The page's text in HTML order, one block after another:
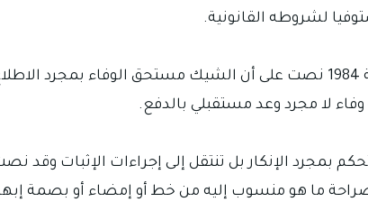
لشروطه القانونية.
كما أن المادة 155 من قانون التجارة العراقي رقم 30 لسنة 1984 نصت على أن
لا مجرد وعد مستقبلي بالدفع.
ما هو منسوب إليه من خط أو إمضاء أو بصمة